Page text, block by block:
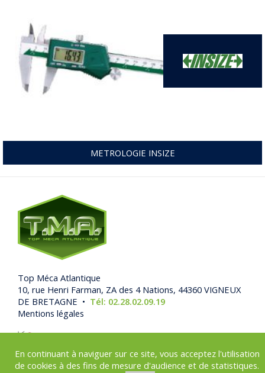
En continuant à naviguer sur ce site, vous acceptez l'utilisation
de cookies à des fins de mesure d'audience et de statistiques.
METROLOGIE INSIZE
Top Méca Atlantique
10, rue Henri Farman, ZA des 4 Nations, 44360 VIGNEUX
DE BRETAGNE • Tél: 02.28.02.09.19
Mentions légales